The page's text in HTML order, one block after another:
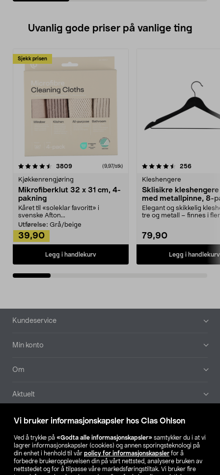
Vi bruker informasjonskapsler hos Clas Ohlson
Ved å trykke på «Godta alle informasjonskapsler» samtykker du i at vi
lagrer informasjonskapsler (cookies) og annen sporingsteknologi på
din enhet i henhold til vår policy for informasjonskapsler for å
forbedre brukeropplevelsen din på vårt nettsted, analysere bruken av
nettstedet og for å tilpasse våre markedsføringstiltak. Vi bruker fire
Uvanlig gode priser på vanlige ting
Sjekk prisen
3809anmeldelser(9,97/stk)
Kjøkkenrengjøring
Mikrofiberklut 32 x 31 cm, 4-
pakning
Kåret til «soleklar favoritt» i
svenske Afton...
Utførelse: Grå/beige
39,90
Legg i handlekurv
4.5av 5 stjerner 256
Kleshengere
Sklisikre
med metallpinne, 8-
Elegant og skikkelig
tre og metall – finnes i
79,90
Legg i handlekurv
4.5av 5 stjerner
Bunntekst
Kundeservice
Min konto
Om
Aktuelt
Våre selskaper
Finn din butikk
SE NO FI